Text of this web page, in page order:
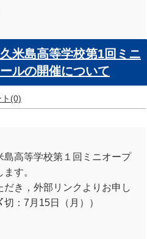
米島高等学校第1回ミニ
ルの開催について
ト(0)
島高等学校第１回ミニオープ
す。
き，外部リンクよりお申し
：7月15日（月））